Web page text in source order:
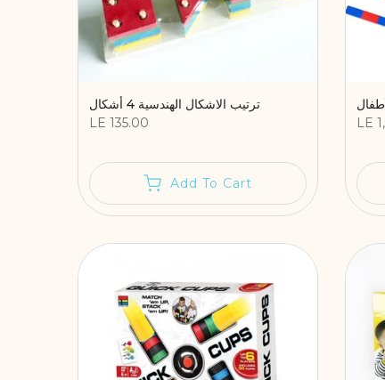
ترتيب الاشكال الهندسية 4 أشكال
LE 135.00
Add To Cart
LE